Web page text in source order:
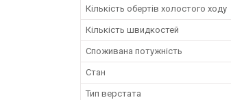
Кількість обертів холостого ходу
Кількість швидкостей
Споживана потужність
Стан
Тип верстата